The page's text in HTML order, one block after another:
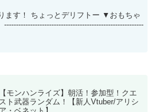
ます！ ちょっとデリフトー ▼おもちゃ
【モンハンライズ】朝活！参加型！クエ
スト武器ランダム！【新人Vtuber/アリシ